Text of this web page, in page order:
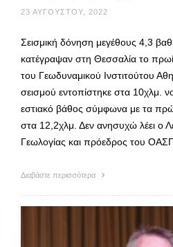
23 ΑΥΓΟΎΣΤΟΥ, 2022
Σεισμική δόνηση μεγέθους 4,3
κατέγραψαν στη Θεσσαλία το πρωί
του Γεωδυναμικού Ινστιτούτου
σεισμού εντοπίστηκε στα 10χλμ.
εστιακό βάθος σύμφωνα με τα
στα 12,2χλμ. Δεν ανησυχώ λέει ο
Γεωλογίας και πρόεδρος του
Διαβάστε περισσότερα